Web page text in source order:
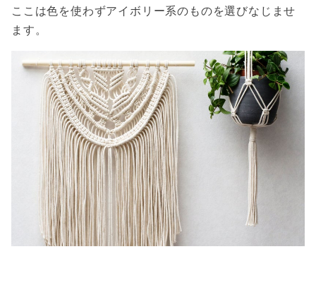
ここは色を使わずアイボリー系のものを選びなじませ
ます。